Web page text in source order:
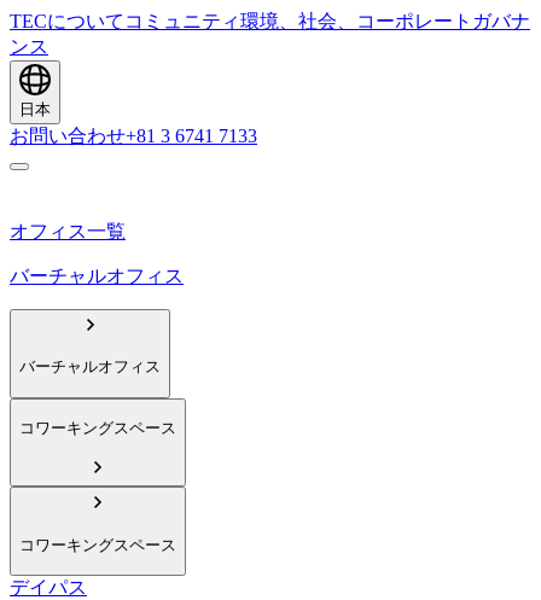
TECについて コミュニティ環境、社会、コーポレートガバナ
ンス
日本
お問い合わせ+81 3 6741 7133
オフィス一覧
バーチャルオフィス
バーチャルオフィス
コワーキングスペース
コワーキングスペース
デイパス